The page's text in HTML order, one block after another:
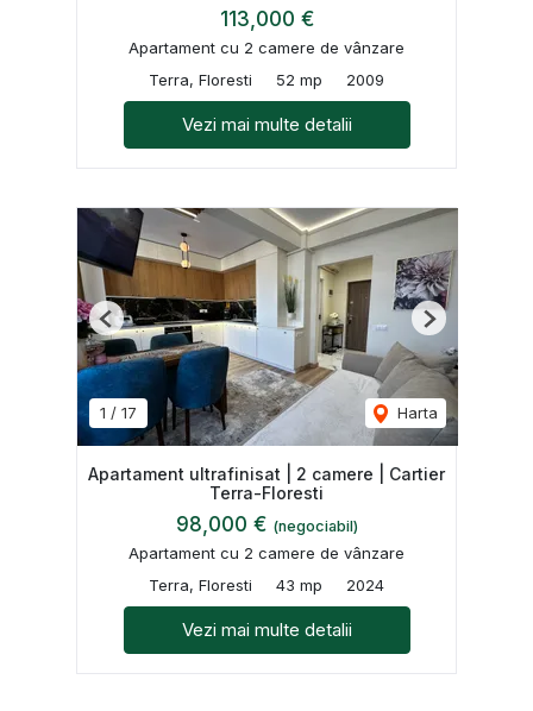
113,000 €
Apartament cu 2 camere de vânzare
Terra, Floresti
52 mp 2009
Vezi mai multe detalii
1 / 17 Harta
Previous Next
Apartament ultrafinisat | 2 camere | Cartier
Terra-Floresti
98,000 € (negociabil)
Apartament cu 2 camere de vânzare
Terra, Floresti
43 mp 2024
Vezi mai multe detalii